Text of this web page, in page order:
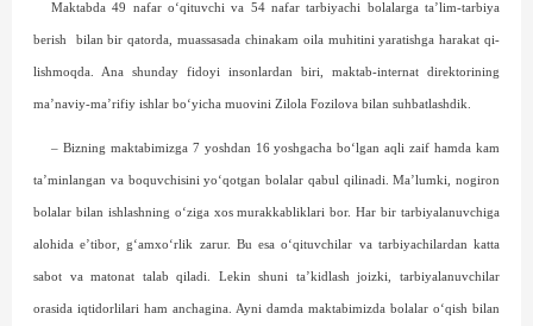
Maktabda 49 nafar o‘qituvchi va 54 nafar tarbiya­chi bolalarga ta’lim-tarbiya
berish bilan bir qatorda, muassasada chinakam oila muhitini yaratishga harakat qi­
lish­moqda. Ana shunday fidoyi insonlardan biri, maktab-internat direktorining
ma’naviy-ma’rifiy ishlar bo‘yicha muovini Zilola Fozilova bilan suhbatlashdik.
– Bizning maktabimizga 7 yoshdan 16 yoshgacha bo‘lgan aqli zaif hamda kam
ta’minlangan va boquvchisini yo‘qotgan bolalar qabul qilinadi. Ma’lumki, nogiron
bolalar bilan ishlashning o‘ziga xos murakkabliklari bor. Har bir tarbiyalanuvchiga
alohida e’tibor, g‘amxo‘rlik zarur. Bu esa o‘qituvchilar va tarbiya­chilardan katta
sabot va matonat talab qiladi. Lekin shuni ta’kidlash joizki, tarbiyalanuvchilar
orasida iqtidorlilari ham anchagina. Ayni damda maktabimizda bolalar o‘qish bilan